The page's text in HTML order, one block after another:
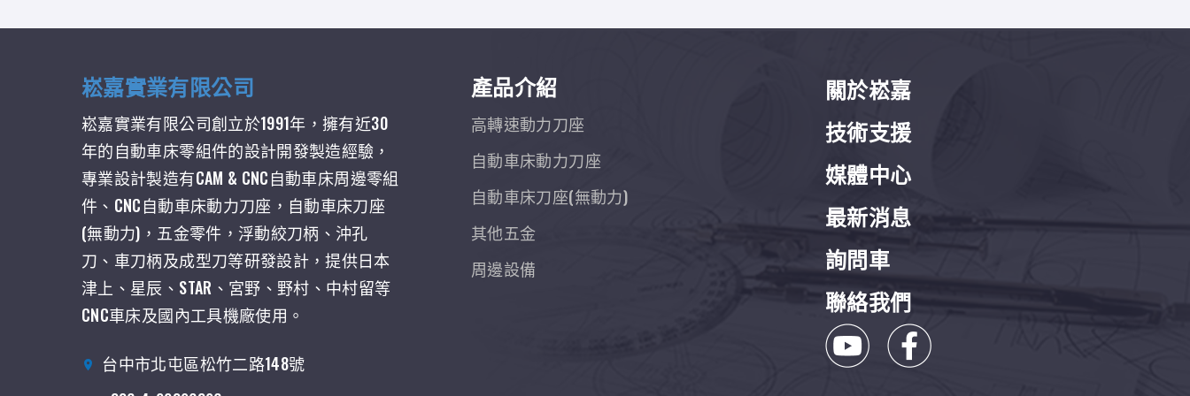
崧嘉實業有限公司
崧嘉實業有限公司創立於1991年，擁有近30
年的自動車床零組件的設計開發製造經驗，
專業設計製造有CAM & CNC自動車床周邊零組
件、CNC自動車床動力刀座，自動車床刀座
(無動力)，五金零件，浮動絞刀柄、沖孔
刀、車刀柄及成型刀等研發設計，提供日本
津上、星辰、STAR、宮野、野村、中村留等
CNC車床及國內工具機廠使用。
台中市北屯區松竹二路148號
產品介紹
高轉速動力刀座
自動車床動力刀座
自動車床刀座(無動力)
其他五金
周邊設備
關於崧嘉
技術支援
媒體中心
最新消息
詢問車
聯絡我們